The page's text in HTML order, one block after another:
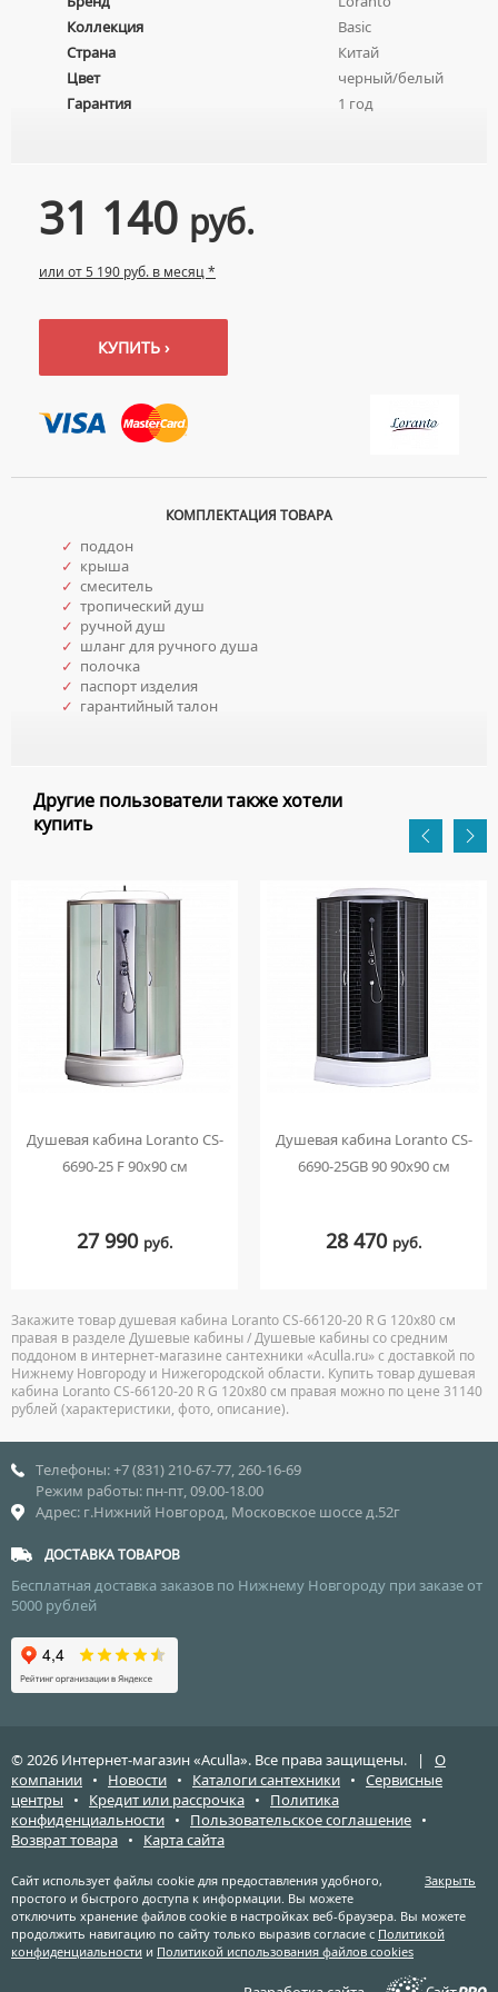
Коллекция
Basic
Страна
Китай
Цвет
черный/белый
Гарантия
1 год
31 140 руб.
или от 5 190 руб. в месяц *
КУПИТЬ ›
КОМПЛЕКТАЦИЯ ТОВАРА
✓ поддон
✓ крыша
✓ смеситель
✓ тропический душ
✓ ручной душ
✓ шланг для ручного душа
✓ полочка
✓ паспорт изделия
✓ гарантийный талон
Другие пользователи также хотели
купить
Душевая кабина Loranto CS-
6690-25 F 90х90 см
27 990 руб.
Душевая кабина Loranto CS-
6690-25GB 90 90x90 см
28 470 руб.
Закажите товар душевая кабина Loranto CS-66120-20 R G 120х80 см
правая в разделе Душевые кабины / Душевые кабины со средним
поддоном в интернет-магазине сантехники «Aculla.ru» с доставкой по
Нижнему Новгороду и Нижегородской области. Купить товар душевая
кабина Loranto CS-66120-20 R G 120х80 см правая можно по цене 31140
рублей (характеристики, фото, описание).
ПЬЕДЕСТАЛЫ ДЛЯ УМЫВАЛЬНИКОВ
ПОЛУПЬЕДЕСТАЛЫ ДЛЯ УМЫВАЛЬНИКОВ
Телефоны: +7 (831) 210-67-77, 260-16-69
Режим работы: пн-пт, 09.00-18.00
Адрес: г.Нижний Новгород, Московское шоссе д.52г
ДОСТАВКА ТОВАРОВ
Бесплатная доставка заказов по Нижнему Новгороду при заказе от
5000 рублей
© 2026 Интернет-магазин «Aculla». Все права защищены. | О
компании • Новости • Каталоги сантехники • Сервисные
центры • Кредит или рассрочка • Политика
конфиденциальности • Пользовательское соглашение •
Возврат товара • Карта сайта
Закрыть
Сайт использует файлы cookie для предоставления удобного,
простого и быстрого доступа к информации. Вы можете
отключить хранение файлов cookie в настройках веб-браузера. Вы можете
продолжить навигацию по сайту только выразив согласие с Политикой
конфиденциальности и Политикой использования файлов cookies